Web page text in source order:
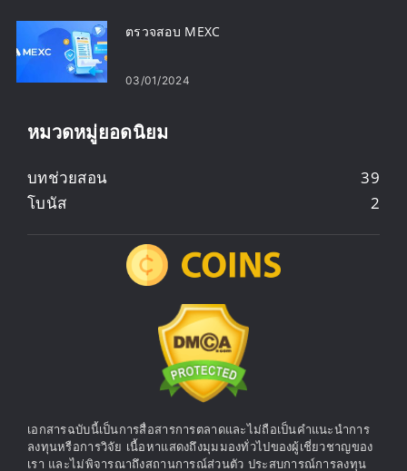
ตรวจสอบ MEXC
03/01/2024
หมวดหมู่ยอดนิยม
บทช่วยสอน
39
โบนัส
2
เอกสารฉบับนี้เป็นการสื่อสารการตลาดและไม่ถือเป็นคำแนะนำการ
ลงทุนหรือการวิจัย เนื้อหาแสดงถึงมุมมองทั่วไปของผู้เชี่ยวชาญของ
เรา และไม่พิจารณาถึงสถานการณ์ส่วนตัว ประสบการณ์การลงทุน